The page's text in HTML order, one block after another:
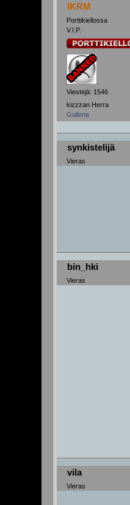
IKRM
Porttikiellossa
V.I.P.
Viestejä: 1546
kizzzan Herra
Galleria
synkistelijä
Vieras
bin_hki
Vieras
vila
Vieras